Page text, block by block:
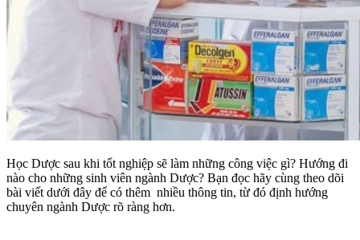
Học Dược sau khi tốt nghiệp sẽ làm những công việc gì? Hướng đi
nào cho những sinh viên ngành Dược? Bạn đọc hãy cùng theo dõi
bài viết dưới đây để có thêm nhiều thông tin, từ đó định hướng
chuyên ngành Dược rõ ràng hơn.